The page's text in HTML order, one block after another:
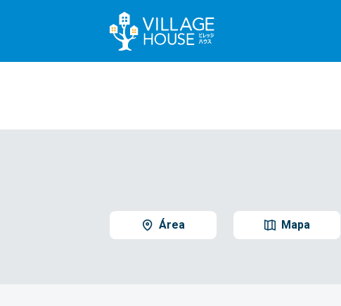
Área Mapa